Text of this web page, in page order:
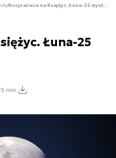
Rosja wraca na Księżyc. Łuna-25 wystartowała
Łuna-25
3 min.